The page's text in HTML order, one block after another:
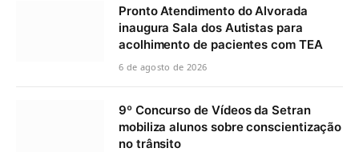
Pronto Atendimento do Alvorada
inaugura Sala dos Autistas para
acolhimento de pacientes com TEA
6 de agosto de 2026
9º Concurso de Vídeos da Setran
mobiliza alunos sobre conscientização
no trânsito